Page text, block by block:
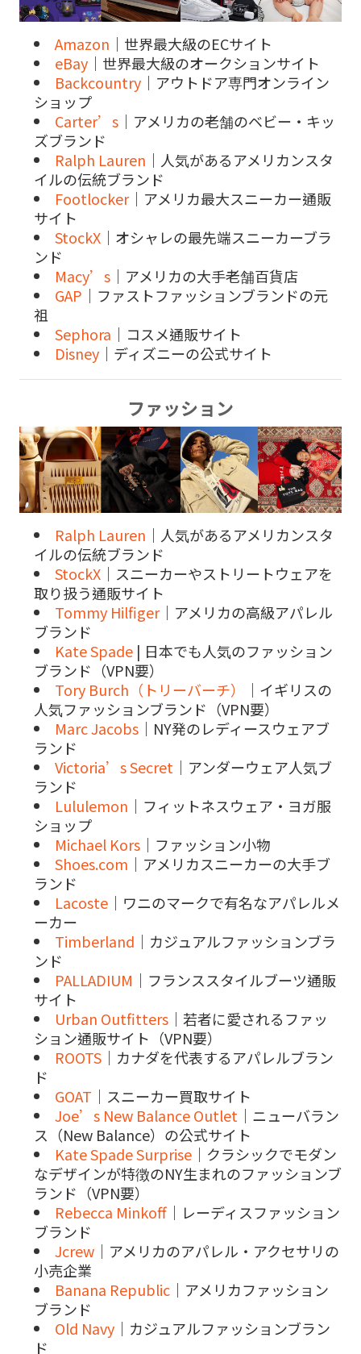
Amazon ｜世界最大級のECサイト
eBay ｜世界最大級のオークションサイト
Backcountry ｜アウトドア専門オンライン
ショップ
Carter’s ｜アメリカの老舗のベビー・キッ
ズブランド
Ralph Lauren ｜人気があるアメリカンスタ
イルの伝統ブランド
Footlocker｜アメリカ最大スニーカー通販
サイト
StockX ｜オシャレの最先端スニーカーブラ
ンド
Macy’s ｜アメリカの大手老舗百貨店
GAP ｜ファストファッションブランドの元
祖
Sephora ｜コスメ通販サイト
Disney ｜ディズニーの公式サイト
ファッション
Ralph Lauren ｜人気があるアメリカンスタ
イルの伝統ブランド
StockX ｜スニーカーやストリートウェアを
取り扱う通販サイト
Tommy Hilfiger｜アメリカの高級アパレル
ブランド
Kate Spade | 日本でも人気のファッション
ブランド（VPN要）
Tory Burch （トリーバーチ）
｜イギリスの
人気ファッションブランド（VPN要）
Marc Jacobs ｜NY発のレディースウェアブ
ランド
Victoria’s Secret ｜アンダーウェア人気ブ
ランド
Lululemon ｜フィットネスウェア・ヨガ服
ショップ
Michael Kors ｜ファッション小物
Shoes.com ｜アメリカスニーカーの大手ブ
ランド
Lacoste ｜ワニのマークで有名なアパレルメ
ーカー
Timberland ｜カジュアルファッションブラ
ンド
PALLADIUM ｜フランススタイルブーツ通販
サイト
Urban Outfitters ｜若者に愛されるファッ
ション通販サイト（VPN要）
ROOTS ｜カナダを代表するアパレルブラン
ド
GOAT ｜スニーカー買取サイト
Joe’s New Balance Outlet ｜ニューバラン
ス（New Balance）の公式サイト
Kate Spade Surprise ｜クラシックでモダン
なデザインが特徴のNY生まれのファッションブ
ランド（VPN要）
Rebecca Minkoff ｜レーディスファッション
ブランド
Jcrew ｜アメリカのアパレル・アクセサリの
小売企業
Banana Republic ｜アメリカファッション
ブランド
Old Navy ｜カジュアルファッションブラン
ド